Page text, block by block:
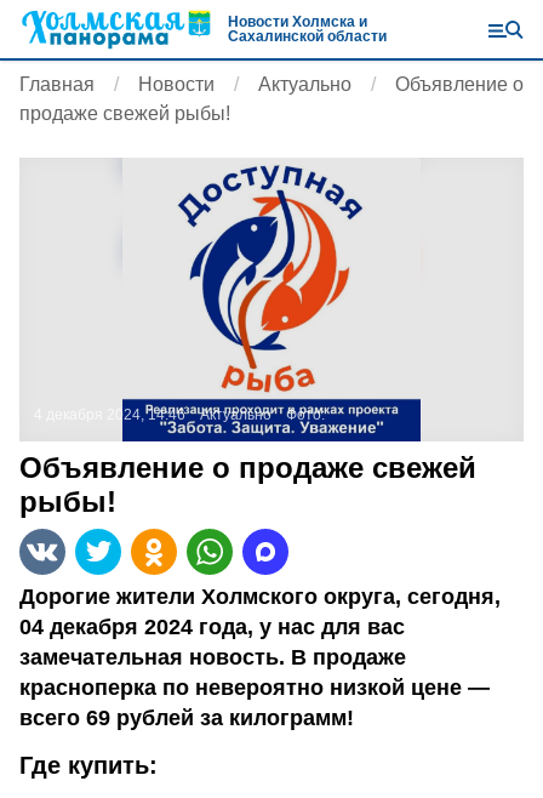
Новости Холмска и
Сахалинской области
Главная Новости Актуально
Объявление о
продаже свежей рыбы!
4 декабря 2024, 14:46 Актуально Фото:
Объявление о продаже свежей
рыбы!
Дорогие жители Холмского округа, сегодня,
04 декабря 2024 года, у нас для вас
замечательная новость. В продаже
красноперка по невероятно низкой цене —
всего 69 рублей за килограмм!
Где купить: